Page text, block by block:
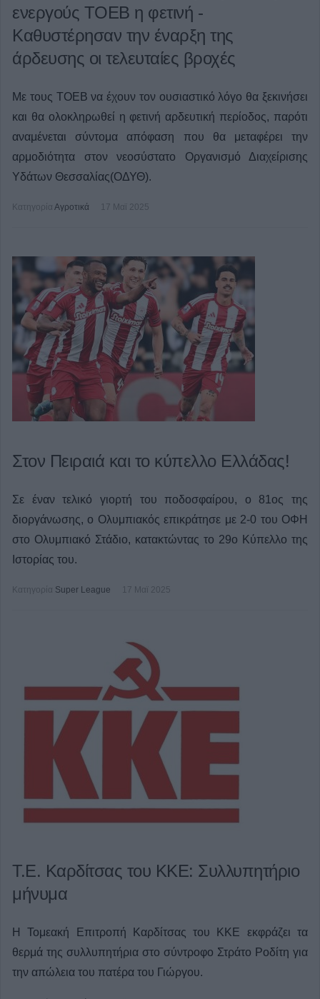
ενεργούς ΤΟΕΒ η φετινή -
Καθυστέρησαν την έναρξη της
άρδευσης οι τελευταίες βροχές
Με τους ΤΟΕΒ να έχουν τον ουσιαστικό λόγο θα ξεκινήσει
και θα ολοκληρωθεί η φετινή αρδευτική περίοδος, παρότι
αναμένεται σύντομα απόφαση που θα μεταφέρει την
αρμοδιότητα στον νεοσύστατο Οργανισμό Διαχείρισης
Υδάτων Θεσσαλίας(ΟΔΥΘ).
Κατηγορία Αγροτικά 17 Μαϊ 2025
Στον Πειραιά και το κύπελλο Ελλάδας!
Σε έναν τελικό γιορτή του ποδοσφαίρου, ο 81ος της
διοργάνωσης, ο Ολυμπιακός επικράτησε με 2-0 του ΟΦΗ
στο Ολυμπιακό Στάδιο, κατακτώντας το 29ο Κύπελλο της
Ιστορίας του.
Κατηγορία Super League 17 Μαϊ 2025
Τ.Ε. Καρδίτσας του ΚΚΕ: Συλλυπητήριο
μήνυμα
Η Τομεακή Επιτροπή Καρδίτσας του ΚΚΕ εκφράζει τα
θερμά της συλλυπητήρια στο σύντροφο Στράτο Ροδίτη για
την απώλεια του πατέρα του Γιώργου.